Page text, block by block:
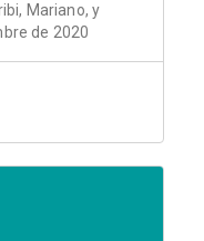
Mariano, y
de 2020